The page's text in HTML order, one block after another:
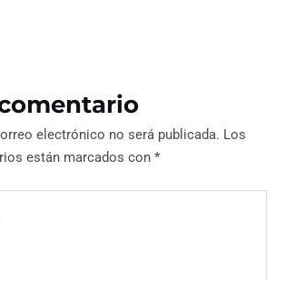
electrónico no será publicada. Los
están marcados con *